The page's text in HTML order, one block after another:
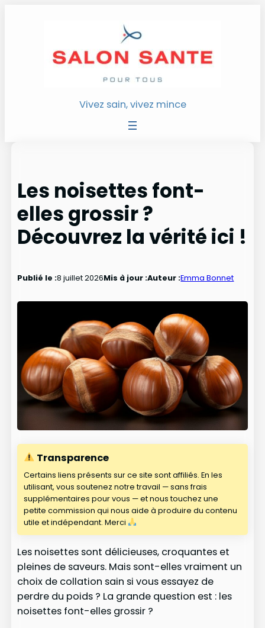
Vivez sain, vivez mince
Les noisettes font-
elles grossir ?
Découvrez la vérité ici !
Publié le :8 juillet 2026Mis à jour :Auteur :Emma Bonnet
Transparence
Certains liens présents sur ce site sont affiliés. En les
utilisant, vous soutenez notre travail — sans frais
supplémentaires pour vous — et nous touchez une
petite commission qui nous aide à produire du contenu
utile et indépendant. Merci
Les noisettes sont délicieuses, croquantes et
pleines de saveurs. Mais sont-elles vraiment un
choix de collation sain si vous essayez de
perdre du poids ? La grande question est : les
noisettes font-elles grossir ?